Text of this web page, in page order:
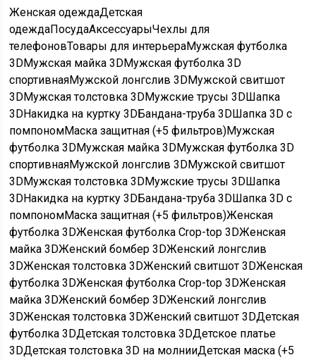
Женская одеждаДетская
одеждаПосудаАксессуарыЧехлы для
телефоновТовары для интерьераМужская футболка
3DМужская майка 3DМужская футболка 3D
спортивнаяМужской лонгслив 3DМужской свитшот
3DМужская толстовка 3DМужские трусы 3DШапка
3DНакидка на куртку 3DБандана-труба 3DШапка 3D c
помпономМаска защитная (+5 фильтров)Мужская
футболка 3DМужская майка 3DМужская футболка 3D
спортивнаяМужской лонгслив 3DМужской свитшот
3DМужская толстовка 3DМужские трусы 3DШапка
3DНакидка на куртку 3DБандана-труба 3DШапка 3D c
помпономМаска защитная (+5 фильтров)Женская
футболка 3DЖенская футболка Crop-top 3DЖенская
майка 3DЖенский бомбер 3DЖенский лонгслив
3DЖенская толстовка 3DЖенский свитшот 3DЖенская
футболка 3DЖенская футболка Crop-top 3DЖенская
майка 3DЖенский бомбер 3DЖенский лонгслив
3DЖенская толстовка 3DЖенский свитшот 3DДетская
футболка 3DДетская толстовка 3DДетское платье
3DДетская толстовка 3D на молнииДетская маска (+5